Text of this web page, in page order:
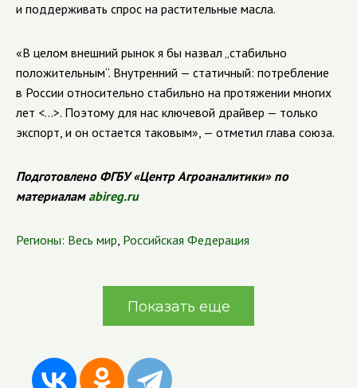
и поддерживать спрос на растительные масла.
«В целом внешний рынок я бы назвал „стабильно
положительным“. Внутренний — статичный: потребление
в России относительно стабильно на протяжении многих
лет <...>. Поэтому для нас ключевой драйвер — только
экспорт, и он остается таковым», — отметил глава союза.
Подготовлено ФГБУ «Центр Агроаналитики» по
материаламabireg.ru
Регионы: Весь мир, Российская Федерация
Показать еще